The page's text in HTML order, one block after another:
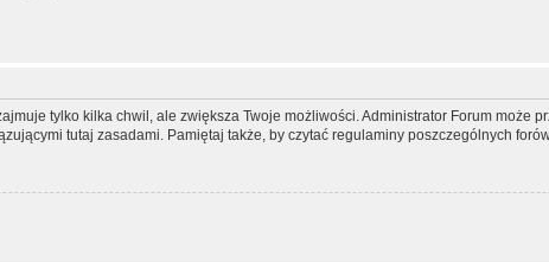
tylko kilka chwil, ale zwiększa Twoje możliwości. Administrator Forum może
tutaj zasadami. Pamiętaj także, by czytać regulaminy poszczególnych